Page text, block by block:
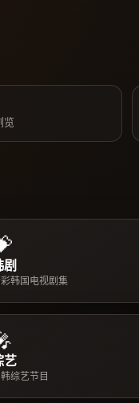
览
韩国电视剧集
艺
韩综艺节目